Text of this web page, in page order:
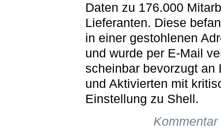
Daten zu 176.000
Lieferanten. Diese
in einer gestohlenen
und wurde per E-Mail
scheinbar bevorzugt an
und Aktivierten mit
Einstellung zu Shell.